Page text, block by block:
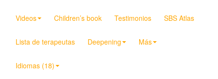
Videos Children’s book Testimonios SBS Atlas
Lista de terapeutas Deepening Más
Idiomas (18)